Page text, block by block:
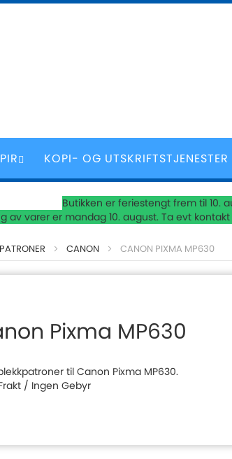
KOPI- OG UTSKRIFTSTJENESTER
Butikken er feriestengt frem til 10.
av varer er mandag 10. august. Ta evt
CANON CANON PIXMA MP630
Pixma MP630
til Canon Pixma MP630.
/ Ingen Gebyr